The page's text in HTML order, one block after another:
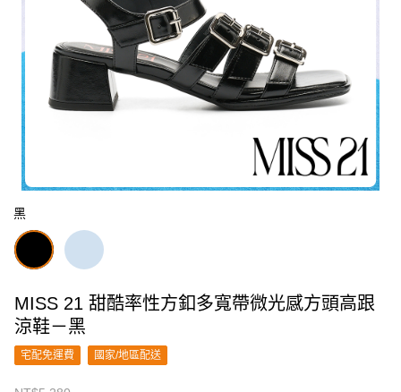
黑
MISS 21 甜酷率性方釦多寬帶微光感方頭高跟
涼鞋－黑
宅配免運費 國家/地區配送